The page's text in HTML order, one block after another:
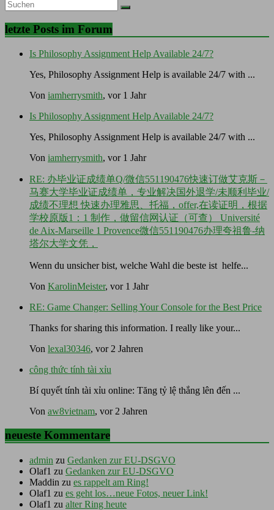
letzte Posts im Forum
Is Philosophy Assignment Help Available 24/7?
Yes, Philosophy Assignment Help is available 24/7 with ...
Von iamherrysmith, vor 1 Jahr
Is Philosophy Assignment Help Available 24/7?
Yes, Philosophy Assignment Help is available 24/7 with ...
Von iamherrysmith, vor 1 Jahr
RE: 办毕业证成绩单Q/微信551190476快速订做艾克斯－
马赛大学毕业证成绩单，专业解决国外退学/未顺利毕业/
成绩不理想 快速办理雅思、托福，offer,在读证明，根据
学校原版1：1 制作，做留信网认证（可查） Université
de Aix-Marseille 1 Provence微信551190476办理夸祖鲁-纳
塔尔大学文凭，
Wenn du unsicher bist, welche Wahl die beste ist helfe...
Von KarolinMeister, vor 1 Jahr
RE: Game Changer: Selling Your Console for the Best Price
Thanks for sharing this information. I really like your...
Von lexal30346, vor 2 Jahren
công thức tính tài xỉu
Bí quyết tính tài xỉu online: Tăng tỷ lệ thắng lên đến ...
Von aw8vietnam, vor 2 Jahren
neueste Kommentare
admin zu Gedanken zur EU-DSGVO
Olaf1 zu Gedanken zur EU-DSGVO
Maddin zu es rappelt am Ring!
Olaf1 zu es geht los…neue Fotos, neuer Link!
Olaf1 zu alter Ring heute